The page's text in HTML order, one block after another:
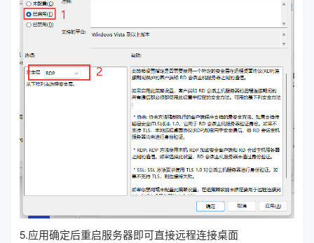
5.应用确定后重启服务器即可直接远程连接桌面